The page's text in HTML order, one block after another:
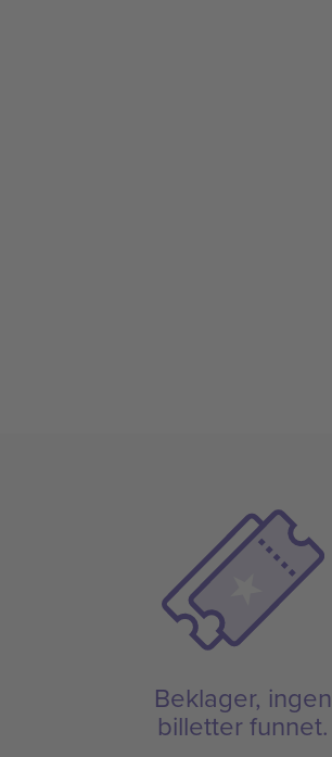
Beklager, ingen
billetter funnet.